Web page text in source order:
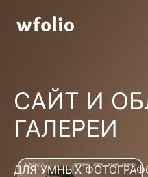
САЙТ И
ГАЛЕРЕИ
ДЛЯ УМНЫХ